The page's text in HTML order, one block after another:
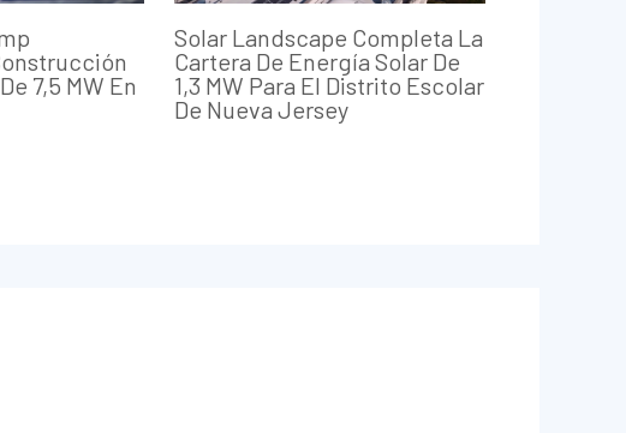
7,5 MW En
Solar Landscape Completa La
Cartera De Energía Solar De
1,3 MW Para El Distrito Escolar
De Nueva Jersey